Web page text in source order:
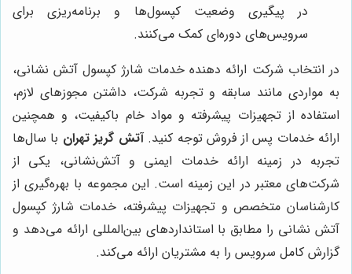
در پیگیری وضعیت کپسول‌ها و برنامه‌ریزی برای
سرویس‌های دوره‌ای کمک می‌کنند.
در انتخاب شرکت ارائه دهنده خدمات شارژ کپسول آتش نشانی،
به مواردی مانند سابقه و تجربه شرکت، داشتن مجوزهای لازم،
استفاده از تجهیزات پیشرفته و مواد خام باکیفیت، و همچنین
ارائه خدمات پس از فروش توجه کنید.آتش گریز تهران با سال‌ها
تجربه در زمینه ارائه خدمات ایمنی و آتش‌نشانی، یکی از
شرکت‌های معتبر در این زمینه است. این مجموعه با بهره‌گیری از
کارشناسان متخصص و تجهیزات پیشرفته، خدمات شارژ کپسول
آتش نشانی را مطابق با استانداردهای بین‌المللی ارائه می‌دهد و
گزارش کامل سرویس را به مشتریان ارائه می‌کند.